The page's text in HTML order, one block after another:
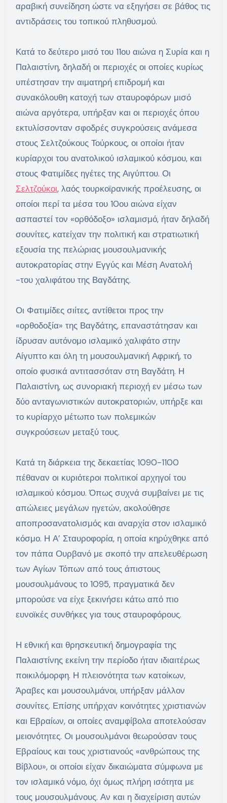
αραβική συνείδηση ώστε να εξηγήσει σε βάθος τις
αντιδράσεις του τοπικού πληθυσμού.
Κατά το δεύτερο μισό του 11ου αιώνα η Συρία και η
Παλαιστίνη, δηλαδή οι περιοχές οι οποίες κυρίως
υπέστησαν την αιματηρή επιδρομή και
συνακόλουθη κατοχή των σταυροφόρων μισό
αιώνα αργότερα, υπήρξαν και οι περιοχές όπου
εκτυλίσσονταν σφοδρές συγκρούσεις ανάμεσα
στους Σελτζούκους Τούρκους, οι οποίοι ήταν
κυρίαρχοι του ανατολικού ισλαμικού κόσμου, και
στους Φατιμίδες ηγέτες της Αιγύπτου. Οι
Σελτζούκοι, λαός τουρκοϊρανικής προέλευσης, οι
οποίοι περί τα μέσα του 10ου αιώνα είχαν
ασπαστεί τον «ορθόδοξο» ισλαμισμό, ήταν δηλαδή
σουνίτες, κατείχαν την πολιτική και στρατιωτική
εξουσία της πελώριας μουσουλμανικής
αυτοκρατορίας στην Εγγύς και Μέση Ανατολή
-του χαλιφάτου της Βαγδάτης.
Οι Φατιμίδες σιίτες, αντίθετοι προς την
«ορθοδοξία» της Βαγδάτης, επαναστάτησαν και
ίδρυσαν αυτόνομο ισλαμικό χαλιφάτο στην
Αίγυπτο και όλη τη μουσουλμανική Αφρική, το
οποίο φυσικά αντιτασσόταν στη Βαγδάτη. Η
Παλαιστίνη, ως συνοριακή περιοχή εν μέσω των
δύο ανταγωνιστικών αυτοκρατοριών, υπήρξε και
το κυρίαρχο μέτωπο των πολεμικών
συγκρούσεων μεταξύ τους.
Κατά τη διάρκεια της δεκαετίας 1090-1100
πέθαναν οι κυριότεροι πολιτικοί αρχηγοί του
ισλαμικού κόσμου. Όπως συχνά συμβαίνει με τις
απώλειες μεγάλων ηγετών, ακολούθησε
αποπροσανατολισμός και αναρχία στον ισλαμικό
κόσμο. Η Α’ Σταυροφορία, η οποία κηρύχθηκε από
τον πάπα Ουρβανό με σκοπό την απελευθέρωση
των Αγίων Τόπων από τους άπιστους
μουσουλμάνους το 1095, πραγματικά δεν
μπορούσε να είχε ξεκινήσει κάτω από πιο
ευνοϊκές συνθήκες για τους σταυροφόρους.
Η εθνική και θρησκευτική δημογραφία της
Παλαιστίνης εκείνη την περίοδο ήταν ιδιαιτέρως
ποικιλόμορφη. Η πλειονότητα των κατοίκων,
Άραβες και μουσουλμάνοι, υπήρξαν μάλλον
σουνίτες. Επίσης υπήρχαν κοινότητες χριστιανών
και Εβραίων, οι οποίες αναμφίβολα αποτελούσαν
μειονότητες. Οι μουσουλμάνοι θεωρούσαν τους
Εβραίους και τους χριστιανούς «ανθρώπους της
Βίβλου», οι οποίοι είχαν δικαιώματα σύμφωνα με
τον ισλαμικό νόμο, όχι όμως πλήρη ισότητα με
τους μουσουλμάνους. Αν και η διαχείριση αυτών